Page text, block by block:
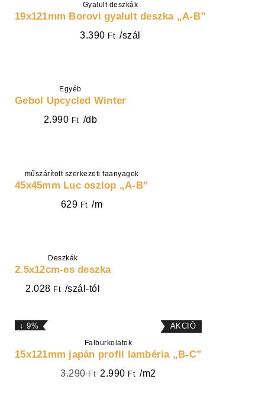
KOSÁRBA
Gyalult deszkák
19x121mm Borovi gyalult deszka „A-B”
3.390 Ft /szál
KOSÁRBA
Egyéb
Gebol Upcycled Winter
2.990 Ft /db
KOSÁRBA
műszárított szerkezeti faanyagok
45x45mm Luc oszlop „A-B”
629 Ft /m
VÁLASSZ OPCIÓT
Deszkák
2.5x12cm-es deszka
2.028 Ft /szál-tól
↓ 9%
KOSÁRBA
Falburkolatok
15x121mm japán profil lambéria „B-C”
3.290Ft 2.990 Ft /m2